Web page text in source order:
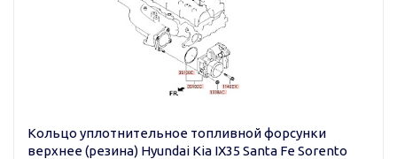
Кольцо уплотнительное топливной форсунки
верхнее (резина) Hyundai Kia IX35 Santa Fe Sorento